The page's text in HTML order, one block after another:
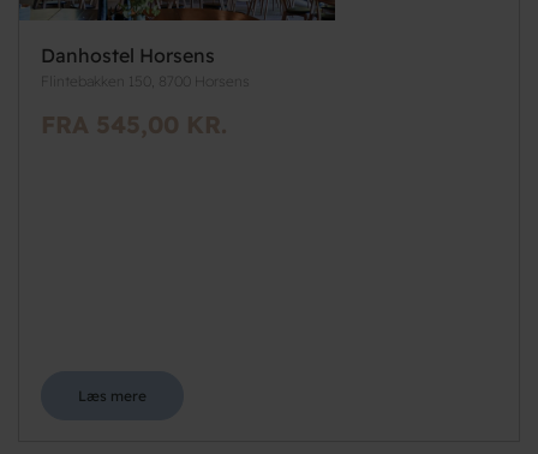
Danhostel Horsens
Flintebakken 150, 8700 Horsens
FRA 545,00 KR.
Læs mere